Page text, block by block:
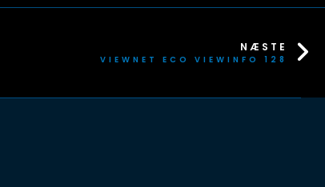
NÆSTE
VIEWNET ECO VIEWINFO 128